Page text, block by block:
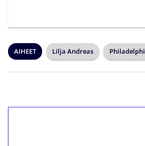
AIHEET Lilja Andreas